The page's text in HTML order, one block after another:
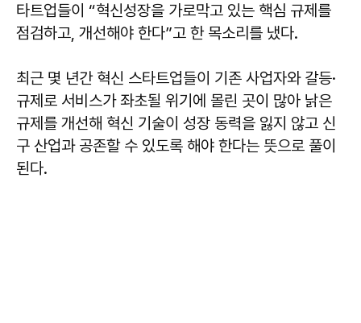
타트업들이 “혁신성장을 가로막고 있는 핵심 규제를
점검하고, 개선해야 한다”고 한 목소리를 냈다.
최근 몇 년간 혁신 스타트업들이 기존 사업자와 갈등·
규제로 서비스가 좌초될 위기에 몰린 곳이 많아 낡은
규제를 개선해 혁신 기술이 성장 동력을 잃지 않고 신
구 산업과 공존할 수 있도록 해야 한다는 뜻으로 풀이
된다.